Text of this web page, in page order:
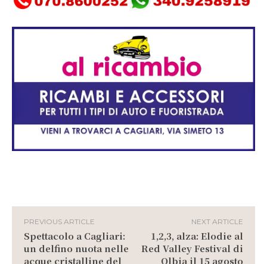
PREVIOUS ARTICLE
Spettacolo a Cagliari:
un delfino nuota nelle
acque cristalline del
NEXT ARTICLE
1,2,3, alza: Elodie al
Red Valley Festival di
Olbia il 15 agosto